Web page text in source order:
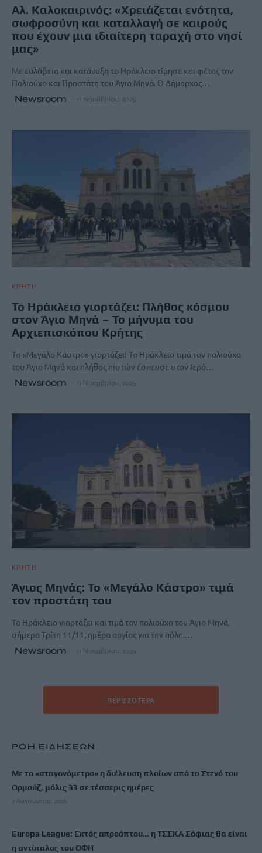
Αλ. Καλοκαιρινός: «Χρειάζεται ενότητα,
σωφροσύνη και καταλλαγή σε καιρούς
που έχουν μια ιδιαίτερη ταραχή στο νησί
μας»
Με ευλάβεια και κατάνυξη το Ηράκλειο τίμησε και φέτος τον
Πολιούχο και Προστάτη του Άγιο Μηνά. Ο Δήμαρχος…
Newsroom 11 Νοεμβρίου, 2025
ΚΡΗΤΗ
Το Ηράκλειο γιορτάζει: Πλήθος κόσμου
στον Άγιο Μηνά – Το μήνυμα του
Αρχιεπισκόπου Κρήτης
Το «Μεγάλο Κάστρο» γιορτάζει! Το Ηράκλειο τιμά τον πολιούχο
του Άγιο Μηνά και πλήθος πιστών έσπευσε στον Ιερό…
Newsroom 11 Νοεμβρίου, 2025
ΚΡΗΤΗ
Άγιος Μηνάς: Το «Μεγάλο Κάστρο» τιμά
τον προστάτη του
Το Ηράκλειο γιορτάζει και τιμά τον πολιούχο του Άγιο Μηνά,
σήμερα Τρίτη 11/11, ημέρα αργίας για την πόλη.…
Newsroom 11 Νοεμβρίου, 2025
ΠΕΡΙΣΣΌΤΕΡΑ
ΡΟΗ ΕΙΔΗΣΕΩΝ
Με το «σταγονόμετρο» η διέλευση πλοίων από το Στενό του
Ορμούζ, μόλις 33 σε τέσσερις ημέρες
7 Αυγούστου, 2026
Europa League: Εκτός απροόπτου… η ΤΣΣΚΑ Σόφιας θα είναι
η αντίπαλος του ΟΦΗ